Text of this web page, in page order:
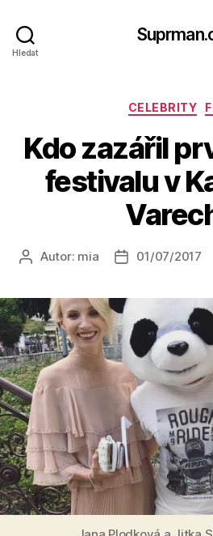
Hledat
CELEBRITY
Kdo zazářil
festivalu v
AutorAutor: mia
Datum
01/07/2017